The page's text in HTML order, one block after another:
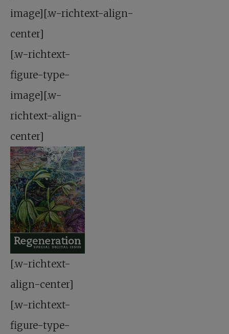
image][.w-richtext-align-
center]
[.w-richtext-
figure-type-
image][.w-
richtext-align-
center]
[.w-richtext-
align-center]
[.w-richtext-
figure-type-